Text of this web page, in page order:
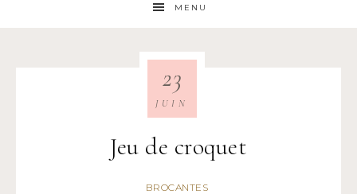
MENU
Jeu de croquet
BROCANTES
23
JUIN